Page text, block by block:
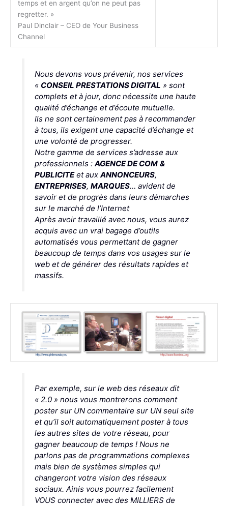
temps et en argent qu’on ne peut pas
regretter. »
Paul Dinclair – CEO de Your Business
Channel
Nous devons vous prévenir, nos services
« CONSEIL PRESTATIONS DIGITAL » sont
complets et à jour, donc nécessite une haute
qualité d’échange et d’écoute mutuelle.
Ils ne sont certainement pas à recommander
à tous, ils exigent une capacité d’échange et
une volonté de progresser.
Notre gamme de services s’adresse aux
professionnels :AGENCE DE COM &
PUBLICITEet auxANNONCEURS,
ENTREPRISES, MARQUES… avident de
savoir et de progrès dans leurs démarches
sur le marché de l’Internet
Après avoir travaillé avec nous, vous aurez
acquis avec un vrai bagage d’outils
automatisés vous permettant de gagner
beaucoup de temps dans vos usages sur le
web et de générer des résultats rapides et
massifs.
Par exemple, sur le web des réseaux dit
« 2.0 » nous vous montrerons comment
poster sur UN commentaire sur UN seul site
et qu’il soit automatiquement poster à tous
les autres sites de votre réseau, pour
gagner beaucoup de temps ! Nous ne
parlons pas de programmations complexes
mais bien de systèmes simples qui
changeront votre vision des réseaux
sociaux. Ainis vous pourrez facilement
VOUS connecter avec des MILLIERS de